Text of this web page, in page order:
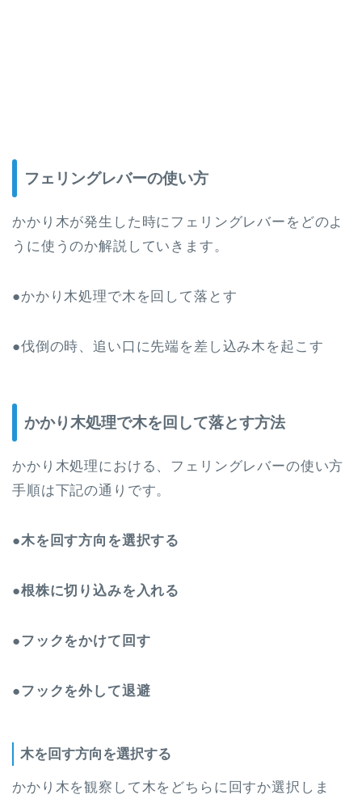
フェリングレバーの使い方
かかり木が発生した時にフェリングレバーをどのよ
うに使うのか解説していきます。
●かかり木処理で木を回して落とす
●伐倒の時、追い口に先端を差し込み木を起こす
かかり木処理で木を回して落とす方法
かかり木処理における、フェリングレバーの使い方
手順は下記の通りです。
●木を回す方向を選択する
●根株に切り込みを入れる
●フックをかけて回す
●フックを外して退避
木を回す方向を選択する
かかり木を観察して木をどちらに回すか選択しま